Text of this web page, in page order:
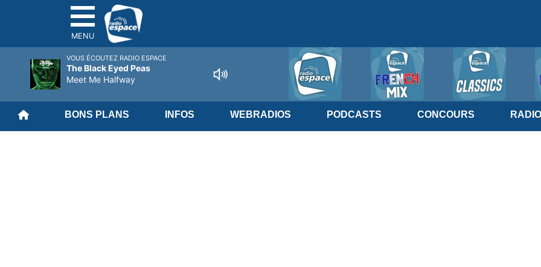
MENU
BONS PLANS INFOS WEBRADIOS PODCASTS CONCOURS RADIO
VOUS ÉCOUTEZ RADIO ESPACE
The Black Eyed Peas
Meet Me Halfway